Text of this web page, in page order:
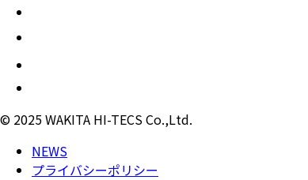
© 2025 WAKITA HI-TECS Co.,Ltd.
NEWS
プライバシーポリシー